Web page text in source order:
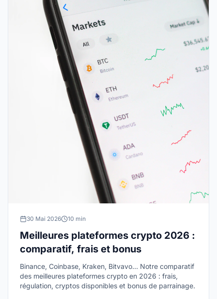
30 Mai 2026 10 min
Meilleures plateformes crypto 2026 :
comparatif, frais et bonus
Binance, Coinbase, Kraken, Bitvavo… Notre comparatif
des meilleures plateformes crypto en 2026 : frais,
régulation, cryptos disponibles et bonus de parrainage.